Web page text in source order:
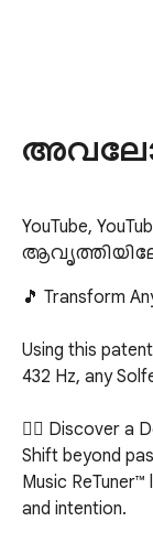
YouTube,
🎵 Transform
Using this
432 Hz, any
🧘‍♀️ Discover a
Shift beyond
Music
and intention.